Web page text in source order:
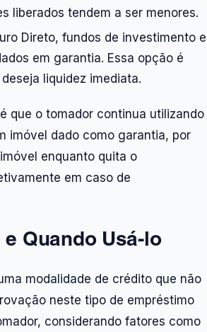
liberados tendem a ser menores.
Direto, fundos de investimento e
em garantia. Essa opção é
liquidez imediata.
que o tomador continua utilizando
imóvel dado como garantia, por
enquanto quita o
em caso de
Quando Usá-lo
modalidade de crédito que não
neste tipo de empréstimo
considerando fatores como